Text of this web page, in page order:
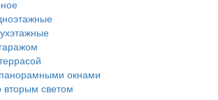
окнами
вторым светом